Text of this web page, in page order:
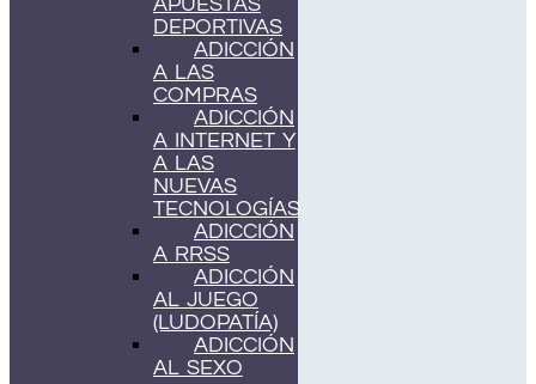
APUESTAS
DEPORTIVAS
ADICCIÓN
A LAS
COMPRAS
ADICCIÓN
A INTERNET Y
A LAS
NUEVAS
TECNOLOGÍAS
ADICCIÓN
A RRSS
ADICCIÓN
AL JUEGO
(LUDOPATÍA)
ADICCIÓN
AL SEXO